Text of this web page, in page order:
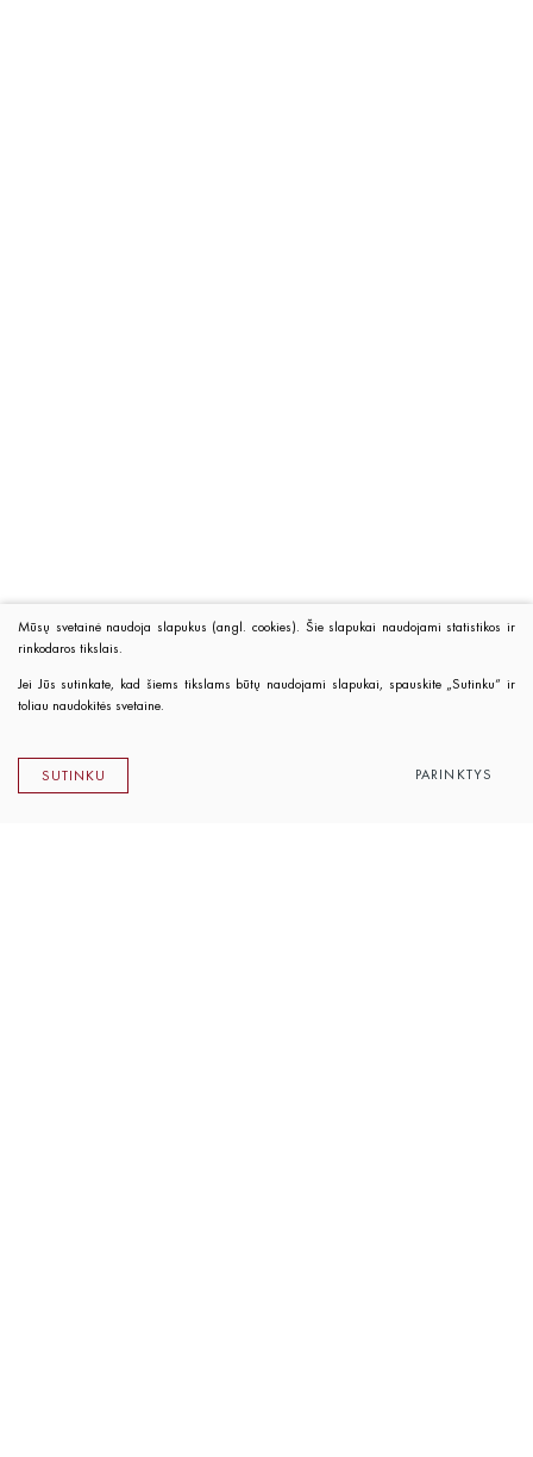
Mūsų svetainė naudoja slapukus (angl. cookies). Šie slapukai naudojami statistikos ir
rinkodaros tikslais.
Jei Jūs sutinkate, kad šiems tikslams būtų naudojami slapukai, spauskite „Sutinku“ ir
toliau naudokitės svetaine.
SUTINKU PARINKTYS